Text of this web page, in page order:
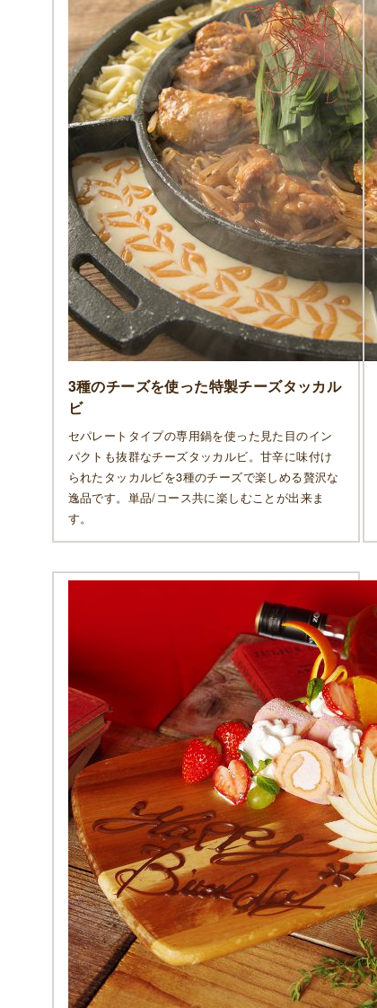
3種のチーズを使った特製チーズタッカル
ビ
セパレートタイプの専用鍋を使った見た目のイン
パクトも抜群なチーズタッカルビ。甘辛に味付け
られたタッカルビを3種のチーズで楽しめる贅沢な
逸品です。単品/コース共に楽しむことが出来ま
す。